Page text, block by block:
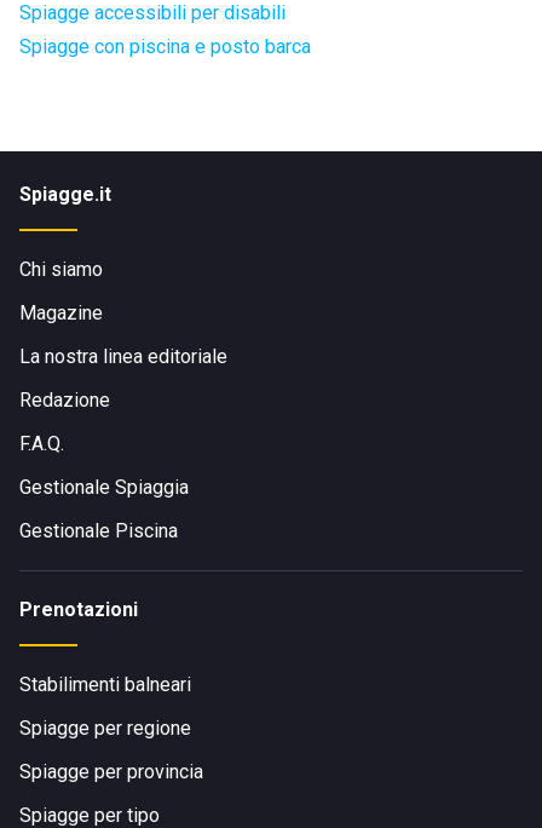
Spiagge accessibili per disabili
Spiagge con piscina e posto barca
Spiagge.it
Chi siamo
Magazine
La nostra linea editoriale
Redazione
F.A.Q.
Gestionale Spiaggia
Gestionale Piscina
Prenotazioni
Stabilimenti balneari
Spiagge per regione
Spiagge per provincia
Spiagge per tipo